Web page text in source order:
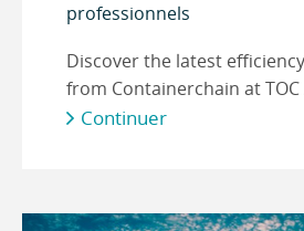
professionnels
Discover the latest
from Containerchain at TOC
Continuer